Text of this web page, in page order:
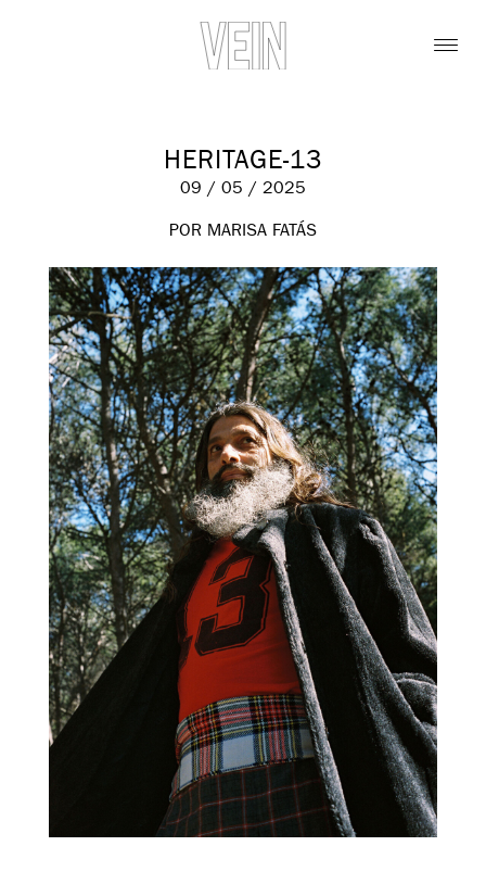
HERITAGE-13
09 / 05 / 2025
POR MARISA FATÁS